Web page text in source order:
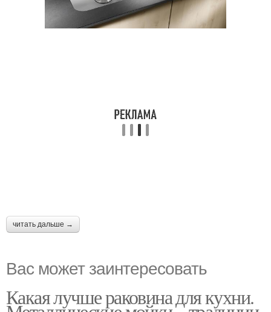
читать дальше →
Вас может заинтересовать
Какая лучше раковина для кухни.